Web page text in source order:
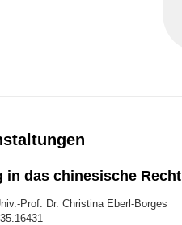
in das chinesische Recht
Prof. Dr. Christina Eberl-Borges